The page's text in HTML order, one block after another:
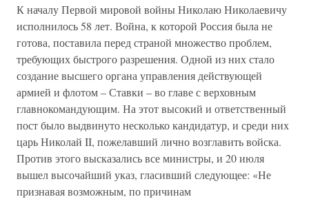
К началу Первой мировой войны Николаю Николаевичу
исполнилось 58 лет. Война, к которой Россия была не
готова, поставила перед страной множество проблем,
требующих быстрого разрешения. Одной из них стало
создание высшего органа управления действующей
армией и флотом – Ставки – во главе с верховным
главнокомандующим. На этот высокий и ответственный
пост было выдвинуто несколько кандидатур, и среди них
царь Николай II, пожелавший лично возглавить войска.
Против этого высказались все министры, и 20 июля
вышел высочайший указ, гласивший следующее: «Не
признавая возможным, по причинам